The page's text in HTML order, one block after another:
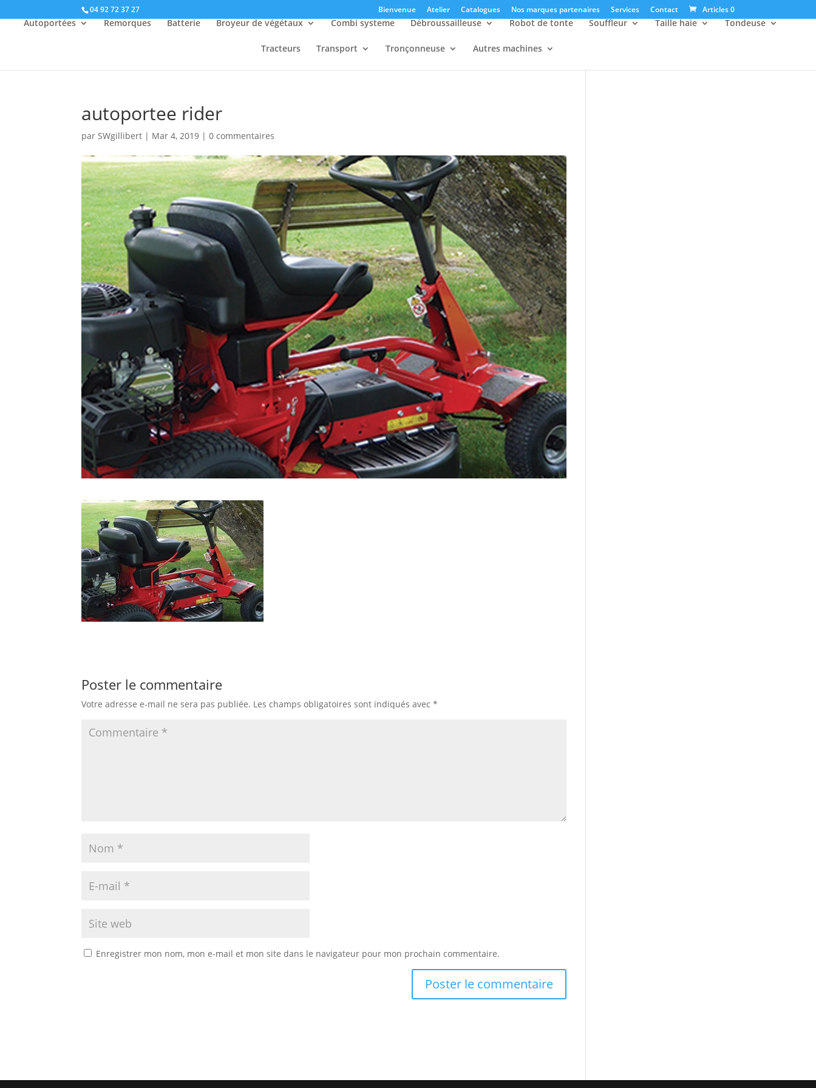
04 92 72 37 27 Bienvenue Atelier Catalogues Nos marques partenaires Services Contact Articles 0
Autoportées Remorques Batterie Broyeur de végétaux Combi systeme Débroussailleuse Robot de tonte Souffleur Taille haie Tondeuse
Tracteurs Transport Tronçonneuse Autres machines
autoportee rider
parSWgillibert | Mar 4, 2019 |0 commentaires
Poster le commentaire
Votre adresse e-mail ne sera pas publiée. Les champs obligatoires sont indiqués avec*
Enregistrer mon nom, mon e-mail et mon site dans le navigateur pour mon prochain commentaire.